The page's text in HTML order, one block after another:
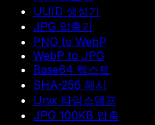
UUID 생성기
JPG 압축기
PNG to WebP
WebP to JPG
Base64 텍스트
SHA-256 해시
Unix 타임스탬프
JPG 100KB 압축